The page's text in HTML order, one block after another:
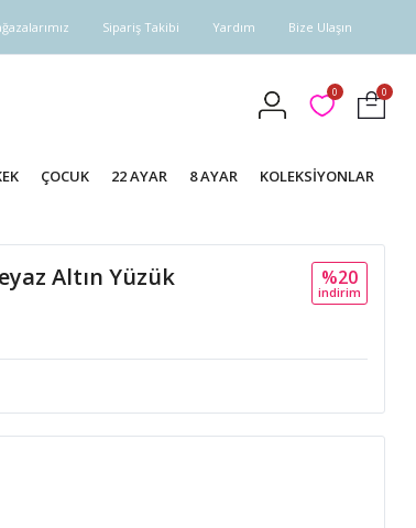
Sipariş Takibi Yardım Bize Ulaşın
0 0
ÇOCUK 22 AYAR 8 AYAR KOLEKSİYONLAR
Altın Yüzük %20
i̇ndi̇ri̇m